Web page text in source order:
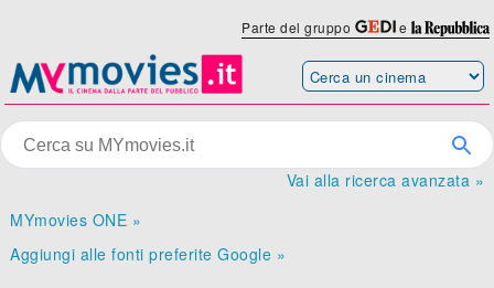
Parte del gruppo e
Vai alla ricerca avanzata »
MYmovies ONE »
Aggiungi alle fonti preferite Google »